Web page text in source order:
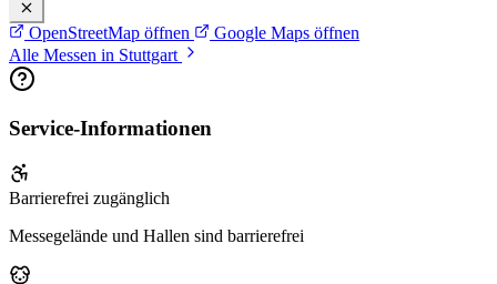
OpenStreetMap öffnen
Google Maps öffnen
Alle Messen in Stuttgart
Service-Informationen
Barrierefrei zugänglich
Messegelände und Hallen sind barrierefrei